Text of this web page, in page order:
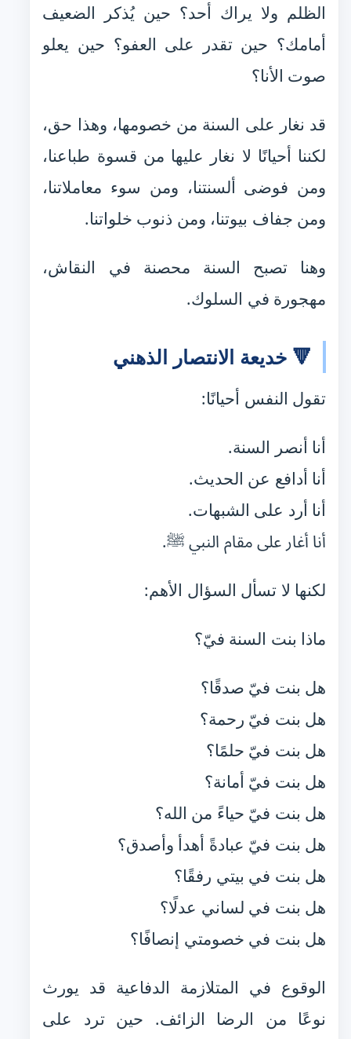
الظلم ولا يراك أحد؟ حين يُذكر الضعيف
أمامك؟ حين تقدر على العفو؟ حين يعلو
صوت الأنا؟
قد نغار على السنة من خصومها، وهذا حق،
لكننا أحيانًا لا نغار عليها من قسوة طباعنا،
ومن فوضى ألسنتنا، ومن سوء معاملاتنا،
ومن جفاف بيوتنا، ومن ذنوب خلواتنا.
وهنا تصبح السنة محصنة في النقاش،
مهجورة في السلوك.
🔻 خديعة الانتصار الذهني
تقول النفس أحيانًا:
أنا أنصر السنة.
أنا أدافع عن الحديث.
أنا أرد على الشبهات.
أنا أغار على مقام النبي ﷺ.
لكنها لا تسأل السؤال الأهم:
ماذا بنت السنة فيّ؟
هل بنت فيّ صدقًا؟
هل بنت فيّ رحمة؟
هل بنت فيّ حلمًا؟
هل بنت فيّ أمانة؟
هل بنت فيّ حياءً من الله؟
هل بنت فيّ عبادةً أهدأ وأصدق؟
هل بنت في بيتي رفقًا؟
هل بنت في لساني عدلًا؟
هل بنت في خصومتي إنصافًا؟
الوقوع في المتلازمة الدفاعية قد يورث
نوعًا من الرضا الزائف. حين ترد على